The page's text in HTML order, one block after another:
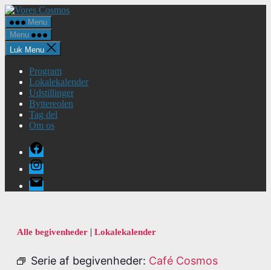
Spring
til
indholdet
Vores
Menu
Menu
Luk Menu
Program
Lokalekalender
Udstillinger
Byttereolen
Tag del
Om os
Facebook
Instagram
E-
mail
Alle begivenheder | Lokalekalender
Serie af begivenheder: Café Cosmos